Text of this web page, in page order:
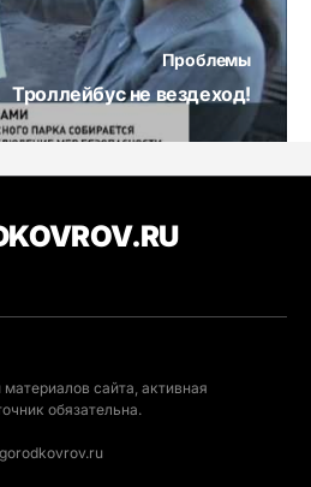
Проблемы
Троллейбус не вездеход!
сайта, активная
обязательна.